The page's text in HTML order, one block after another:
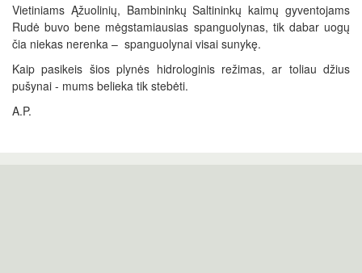
Vietiniams Ąžuolinių, Bambininkų Saltininkų kaimų gyventojams
Rudė buvo bene mėgstamiausias spanguolynas, tik dabar uogų
čia niekas nerenka – spanguolynai visai sunykę.
Kaip pasikeis šios plynės hidrologinis režimas, ar toliau džius
pušynai - mums belieka tik stebėti.
A.P.